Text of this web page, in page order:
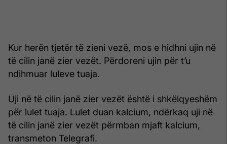
Kur herën tjetër të zieni vezë, mos e hidhni ujin në
të cilin janë zier vezët. Përdoreni ujin për t’u
ndihmuar luleve tuaja.
Uji në të cilin janë zier vezët është i shkëlqyeshëm
për lulet tuaja. Lulet duan kalcium, ndërkaq uji në
të cilin janë zier vezët përmban mjaft kalcium,
transmeton Telegrafi.